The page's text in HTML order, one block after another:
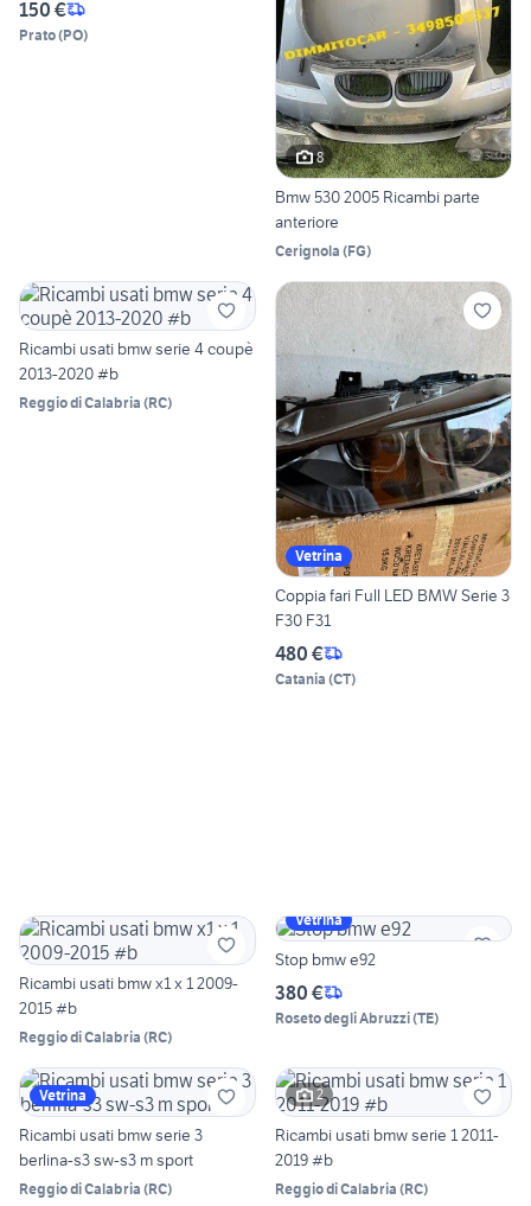
150 €
Prato(PO)
8
Bmw 530 2005 Ricambi parte
anteriore
Cerignola (FG)
Ricambi usati bmw serie 4 coupè
2013-2020 #b
Reggio di Calabria (RC)
Vetrina
Coppia fari Full LED BMW Serie 3
F30 F31
480 €
Catania (CT)
Ricambi usati bmw x1 x 1 2009-
2015 #b
Reggio di Calabria (RC)
Vetrina
Stop bmw e92
380 €
Roseto degli Abruzzi(TE)
Vetrina
Ricambi usati bmw serie 3
berlina-s3 sw-s3 m sport
Reggio di Calabria (RC)
2
Ricambi usati bmw serie 1 2011-
2019 #b
Reggio di Calabria (RC)